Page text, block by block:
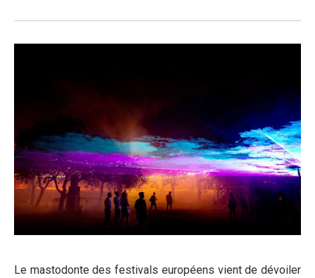
Le mastodonte des festivals européens vient de dévoiler